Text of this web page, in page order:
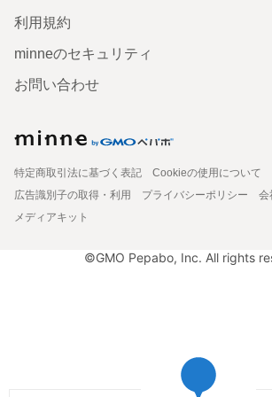
利用規約
minneのセキュリティ
お問い合わせ
特定商取引法に基づく表記
Cookieの使用について
広告識別子の取得・利用
プライバシーポリシー 会
メディアキット
©GMO Pepabo, Inc. All rights